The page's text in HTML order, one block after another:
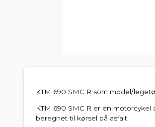
KTM 690 SMC R som model/
KTM 690 SMC R er en
beregnet til kørsel på asfalt.